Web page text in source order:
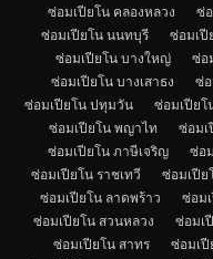
ซ่อมเปียโน คลองหลวง
ซ่
ซ่อมเปียโน นนทบุรี
ซ่อมเปี
ซ่อมเปียโน บางใหญ่
ซ่อ
ซ่อมเปียโน บางเสาธง
ซ่
ซ่อมเปียโน ปทุมวัน
ซ่อมเปียโ
ซ่อมเปียโน พญาไท
ซ่อมเ
ซ่อมเปียโน ภาษีเจริญ
ซ่อ
ซ่อมเปียโน ราชเทวี
ซ่อมเปี
ซ่อมเปียโน ลาดพร้าว
ซ่อม
ซ่อมเปียโน สวนหลวง
ซ่อมเ
ซ่อมเปียโน สาทร
ซ่อมเ